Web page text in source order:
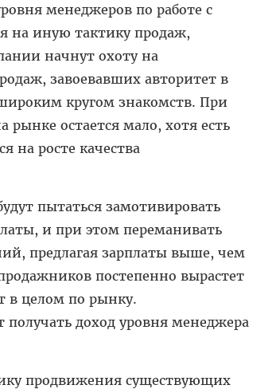
менеджеров по работе с
на иную тактику продаж,
начнут охоту на
завоевавших авторитет в
кругом знакомств. При
рынке остается мало, хотя есть
на росте качества
пытаться замотивировать
и при этом переманивать
предлагая зарплаты выше, чем
постепенно вырастет
в целом по рынку.
получать доход уровня менеджера
продвижения существующих